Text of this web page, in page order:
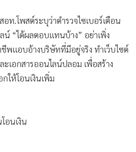
อท.โพสต์ระบุว่าตำรวจไซเบอร์เตือน
“ได้ผลตอบแทนบ้าง” อย่าเพิ่ง
พแอบอ้างบริษัทที่มีอยู่จริง ทำเว็บไซต์
เอกสารออนไลน์ปลอม เพื่อสร้าง
ให้โอนเงินเพิ่ม
อนเงิน